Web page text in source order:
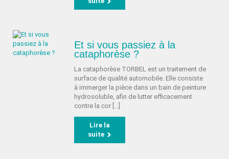
Et si vous passiez à la
cataphorèse ?
La cataphorèse TORBEL est un traitement de
surface de qualité automobile. Elle consiste
à immerger la pièce dans un bain de peinture
hydrosoluble, afin de lutter efficacement
contre la cor [...]
Lire la
suite